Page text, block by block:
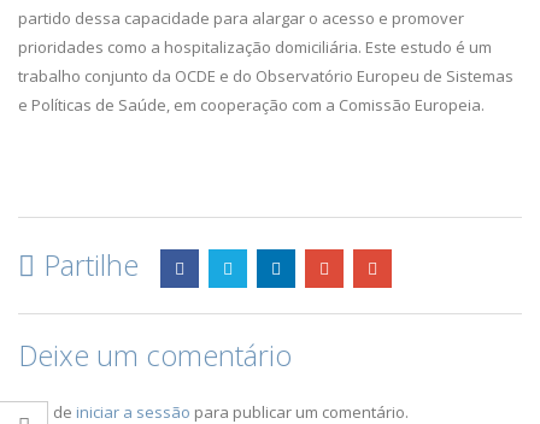
partido dessa capacidade para alargar o acesso e promover
prioridades como a hospitalização domiciliária. Este estudo é um
trabalho conjunto da OCDE e do Observatório Europeu de Sistemas
e Políticas de Saúde, em cooperação com a Comissão Europeia.
Partilhe
Deixe um comentário
Tem de iniciar a sessão para publicar um comentário.